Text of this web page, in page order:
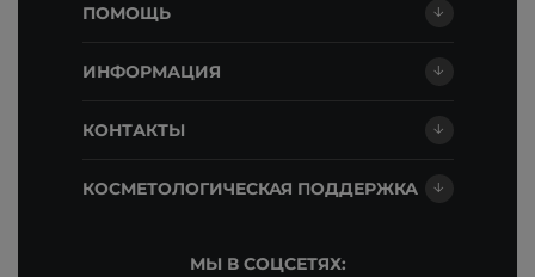
ПОМОЩЬ
ИНФОРМАЦИЯ
КОНТАКТЫ
КОСМЕТОЛОГИЧЕСКАЯ ПОДДЕРЖКА
МЫ В СОЦСЕТЯХ: